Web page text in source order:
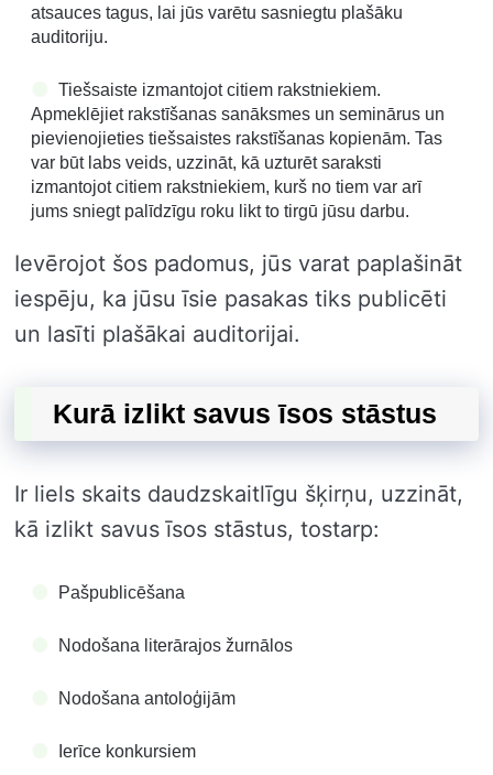
atsauces tagus, lai jūs varētu sasniegtu plašāku
auditoriju.
Tiešsaiste izmantojot citiem rakstniekiem.
Apmeklējiet rakstīšanas sanāksmes un seminārus un
pievienojieties tiešsaistes rakstīšanas kopienām. Tas
var būt labs veids, uzzināt, kā uzturēt saraksti
izmantojot citiem rakstniekiem, kurš no tiem var arī
jums sniegt palīdzīgu roku likt to tirgū jūsu darbu.
Ievērojot šos padomus, jūs varat paplašināt
iespēju, ka jūsu īsie pasakas tiks publicēti
un lasīti plašākai auditorijai.
Kurā izlikt savus īsos stāstus
Ir liels skaits daudzskaitlīgu šķirņu, uzzināt,
kā izlikt savus īsos stāstus, tostarp:
Pašpublicēšana
Nodošana literārajos žurnālos
Nodošana antoloģijām
Ierīce konkursiem